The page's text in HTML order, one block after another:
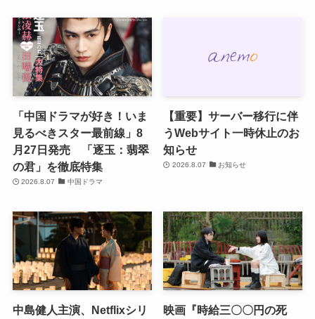
「中国ドラマが好き！いま
見るべきスター最前線」8
月27日発売 「逐玉：翡翠
の君」を徹底特集
2026.8.07 中国ドラマ
【重要】サーバー移行に伴
うWebサイト一時休止のお
知らせ
2026.8.07 お知らせ
中島健人主演、Netflixシリ
映画『時給三〇〇円の死